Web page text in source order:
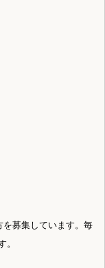
を募集しています。毎
。